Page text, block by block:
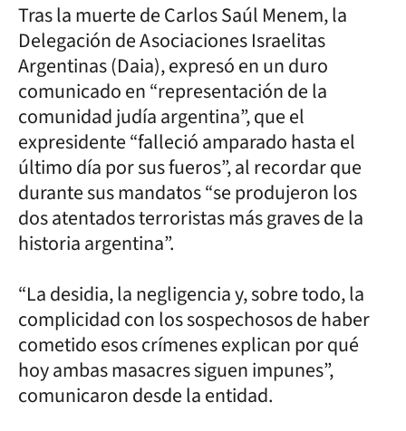
Tras la muerte de Carlos Saúl Menem, la
Delegación de Asociaciones Israelitas
Argentinas (Daia), expresó en un duro
comunicado en “representación de la
comunidad judía argentina”, que el
expresidente “falleció amparado hasta el
último día por sus fueros”, al recordar que
durante sus mandatos “se produjeron los
dos atentados terroristas más graves de la
historia argentina”.
“La desidia, la negligencia y, sobre todo, la
complicidad con los sospechosos de haber
cometido esos crímenes explican por qué
hoy ambas masacres siguen impunes”,
comunicaron desde la entidad.